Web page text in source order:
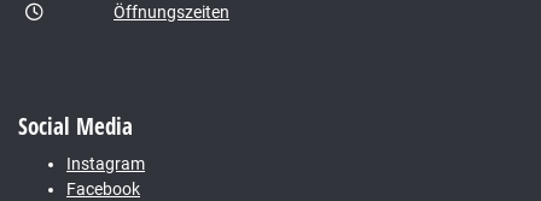
Öffnungszeiten
Social Media
Instagram
Facebook